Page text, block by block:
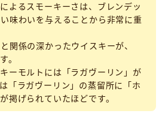
よるスモーキーさは、ブレンデッ
味わいを与えることから非常に重
関係の深かったウイスキーが、
。
ーモルトには「ラガヴーリン」が
「ラガヴーリン」の蒸留所に「ホ
掲げられていたほどです。